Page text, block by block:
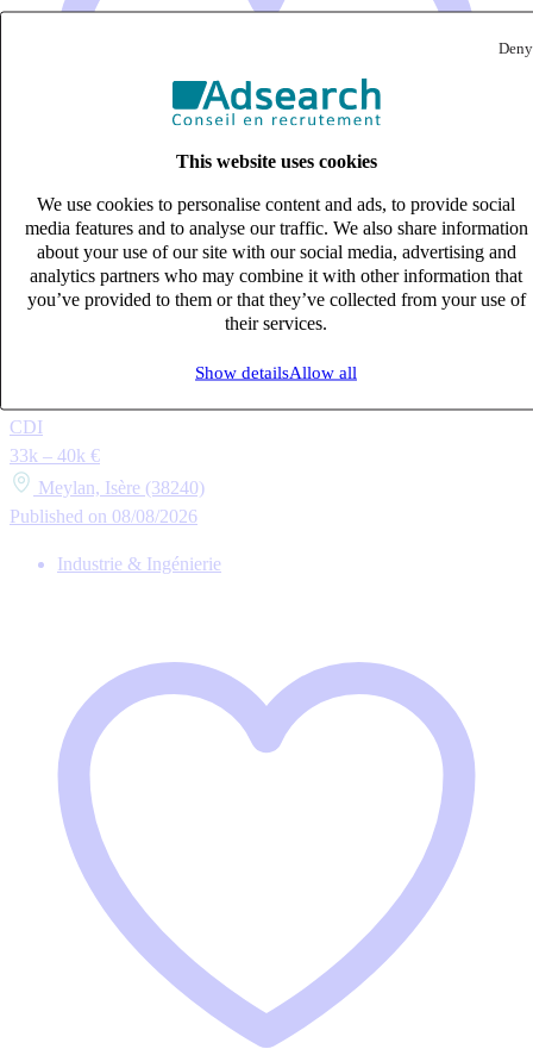
Deny
This website uses cookies
We use cookies to personalise content and ads, to provide social
media features and to analyse our traffic. We also share information
about your use of our site with our social media, advertising and
analytics partners who may combine it with other information that
you’ve provided to them or that they’ve collected from your use of
their services.
Show detailsAllow all
CDI
33k – 40k €
Meylan, Isère (38240)
Published on 08/08/2026
Industrie & Ingénierie